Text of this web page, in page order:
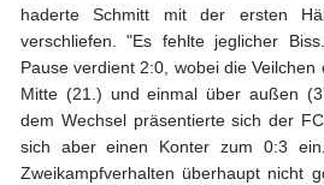
haderte Schmitt mit der ersten
verschliefen. "Es fehlte jeglicher
Pause verdient 2:0, wobei die
Mitte (21.) und einmal über außen
dem Wechsel präsentierte sich der
sich aber einen Konter zum 0:3
Zweikampfverhalten überhaupt nicht